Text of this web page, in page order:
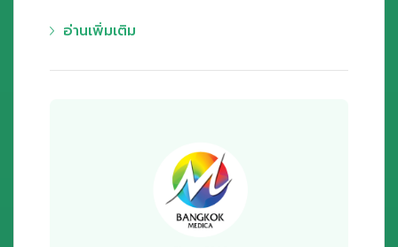
อ่านเพิ่มเติม